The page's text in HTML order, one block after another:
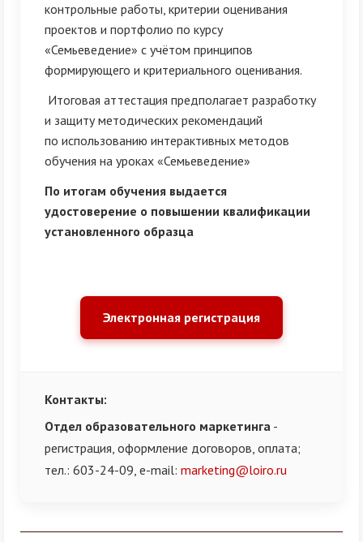
контрольные работы, критерии оценивания
проектов и портфолио по курсу
«Семьеведение» с учётом принципов
формирующего и критериального оценивания.
Итоговая аттестация предполагает разработку
и защиту методических рекомендаций
по использованию интерактивных методов
обучения на уроках «Семьеведение»
По итогам обучения выдается
удостоверение о повышении квалификации
установленного образца
Электронная регистрация
Контакты:
Отдел образовательного маркетинга -
регистрация, оформление договоров, оплата;
тел.: 603-24-09, e-mail: marketing@loiro.ru